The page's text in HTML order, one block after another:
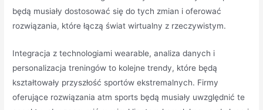
będą musiały dostosować się do tych zmian i oferować
rozwiązania, które łączą świat wirtualny z rzeczywistym.
Integracja z technologiami wearable, analiza danych i
personalizacja treningów to kolejne trendy, które będą
kształtowały przyszłość sportów ekstremalnych. Firmy
oferujące rozwiązania atm sports będą musiały uwzględnić te